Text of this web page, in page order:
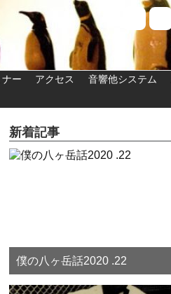
ー アクセス 音響他システム
新着記事
僕の八ヶ岳話2020 .22